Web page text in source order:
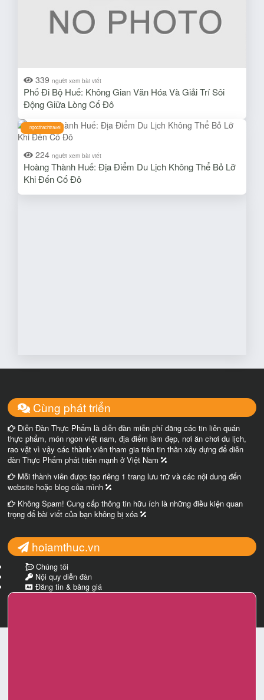
339 người xem bài viết
Phố Đi Bộ Huế: Không Gian Văn Hóa Và Giải Trí Sôi
Động Giữa Lòng Cố Đô
ngocthachtravel
224 người xem bài viết
Hoàng Thành Huế: Địa Điểm Du Lịch Không Thể Bỏ Lỡ
Khi Đến Cố Đô
Cùng phát triển
Diễn Đàn Thực Phẩm là diễn đàn miễn phí đăng các tin liên quán
thực phẩm, món ngon việt nam, địa điểm làm đẹp, nơi ăn chơi du lịch,
rao vặt vì vậy các thành viên tham gia trên tin thần xây dựng để diễn
đàn Thực Phẩm phát triển mạnh ở Việt Nam
Mỗi thành viên được tạo riêng 1 trang lưu trữ và các nội dung đến
website hoặc blog của mình
Không Spam! Cung cấp thông tin hữu ích là những điều kiện quan
trọng để bài viết của bạn không bị xóa
hoiamthuc.vn
Chúng tôi
Nội quy diễn đàn
Đăng tin & bảng giá